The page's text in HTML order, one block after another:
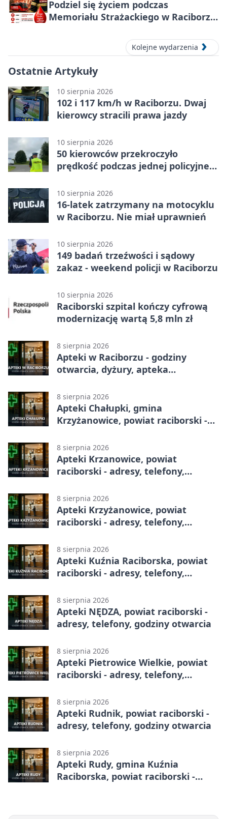
Podziel się życiem podczas
Memoriału Strażackiego w Raciborzu
Kolejne wydarzenia
Ostatnie Artykuły
10 sierpnia 2026
102 i 117 km/h w Raciborzu. Dwaj
kierowcy stracili prawa jazdy
10 sierpnia 2026
50 kierowców przekroczyło
prędkość podczas jednej policyjnej
10 sierpnia 2026
16-latek zatrzymany na motocyklu
w Raciborzu. Nie miał uprawnień
10 sierpnia 2026
149 badań trzeźwości i sądowy
zakaz - weekend policji w Raciborzu
10 sierpnia 2026
Raciborski szpital kończy cyfrową
modernizację wartą 5,8 mln zł
8 sierpnia 2026
Apteki w Raciborzu - godziny
otwarcia, dyżury, apteka
8 sierpnia 2026
Apteki Chałupki, gmina
Krzyżanowice, powiat raciborski -
8 sierpnia 2026
Apteki Krzanowice, powiat
raciborski - adresy, telefony,
8 sierpnia 2026
Apteki Krzyżanowice, powiat
raciborski - adresy, telefony,
8 sierpnia 2026
Apteki Kuźnia Raciborska, powiat
raciborski - adresy, telefony,
8 sierpnia 2026
Apteki NĘDZA, powiat raciborski -
adresy, telefony, godziny otwarcia
8 sierpnia 2026
Apteki Pietrowice Wielkie, powiat
raciborski - adresy, telefony,
8 sierpnia 2026
Apteki Rudnik, powiat raciborski -
adresy, telefony, godziny otwarcia
8 sierpnia 2026
Apteki Rudy, gmina Kuźnia
Raciborska, powiat raciborski -